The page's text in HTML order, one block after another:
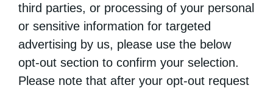
third parties, or processing of your personal
or sensitive information for targeted
advertising by us, please use the below
opt-out section to confirm your selection.
Please note that after your opt-out request
Προηγούμενο άρθρο
Κατασκηνωτική Περίοδος για παιδιά με διαταραχή
αυτιστικού φάσματος στην Ι. Μ. Αιτωλoακαρνανίας (ΦΩΤΟ)
Επόμενο άρθρο
Μεθέορτος Εσπερινός στον Ιερό Μητροπολιτικό Ναό του
Αγίου Ανδρέα Αρχιεπισκόπου Κρήτης του Ιεροσολυμίτου